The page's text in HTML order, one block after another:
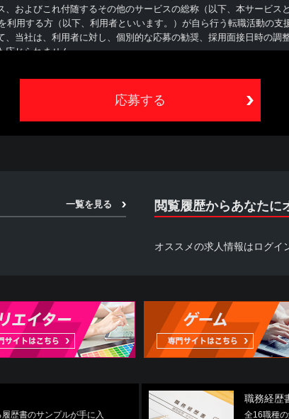
およびこれ付随するその他のサービスの総称（以下、本サービス
利用する方（以下、利用者といいます。）が自ら行う転職活動の支
当社は、利用者に対し、個別的な応募の勧奨、採用面接日時の調
応じられません
て、本規約等の内容を承諾したものとみなされます。本規約等の内
たは一部を利用できない場合があります。
員でなくなった時から5年を経過しない者、暴力団準構成員、暴
ると認められる関係を有すること
的または第三者に損害を加える目的をもってするなど、不当に反
たは便宜を供与するなどの関与をしていると認められる関係を有す
が反社会的勢力と社会的に非難されるべき関係を有すること
いずれかに該当する行為を行わないことを確約するものとします。
一覧を見る 閲覧履歴からあなたに
オススメの求人情報はログイ
歴書のサンプルが手に入
職務経歴
全16職種